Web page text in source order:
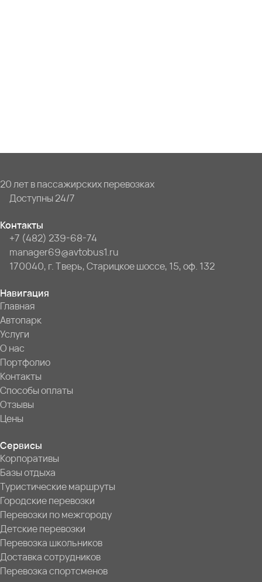
20 лет в пассажирских перевозках
Доступны 24/7
Контакты
+7 (482) 239-68-74
manager69@avtobus1.ru
170040, г. Тверь, Старицкое шоссе, 15, оф. 132
Навигация
Главная
Автопарк
Услуги
О нас
Портфолио
Контакты
Способы оплаты
Отзывы
Цены
Сервисы
Корпоративы
Базы отдыха
Туристические маршруты
Городские перевозки
Перевозки по межгороду
Детские перевозки
Перевозка школьников
Доставка сотрудников
Перевозка спортсменов